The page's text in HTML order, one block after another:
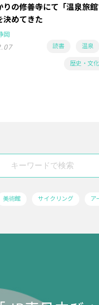
りの修善寺にて「温泉旅
決めてきた
岡
読書 温泉
歴史・文化
美術館 サイクリング ア